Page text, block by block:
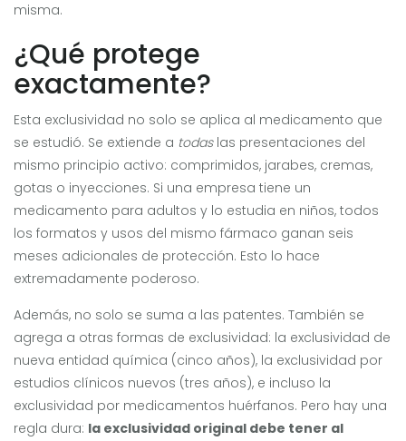
misma.
¿Qué protege
exactamente?
Esta exclusividad no solo se aplica al medicamento que
se estudió. Se extiende a todaslas presentaciones del
mismo principio activo: comprimidos, jarabes, cremas,
gotas o inyecciones. Si una empresa tiene un
medicamento para adultos y lo estudia en niños, todos
los formatos y usos del mismo fármaco ganan seis
meses adicionales de protección. Esto lo hace
extremadamente poderoso.
Además, no solo se suma a las patentes. También se
agrega a otras formas de exclusividad: la exclusividad de
nueva entidad química (cinco años), la exclusividad por
estudios clínicos nuevos (tres años), e incluso la
exclusividad por medicamentos huérfanos. Pero hay una
regla dura: la exclusividad original debe tener al